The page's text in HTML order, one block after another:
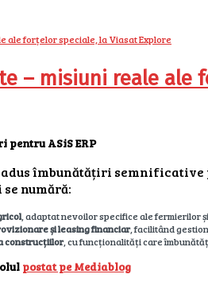
– misiuni reale ale
ASiS ERP
adus îmbunătățiri
numără:
, adaptat nevoilor specifice ale fermierilor
și leasing financiar, facilitând
construcțiilor, cu funcționalități care
postat pe Mediablog